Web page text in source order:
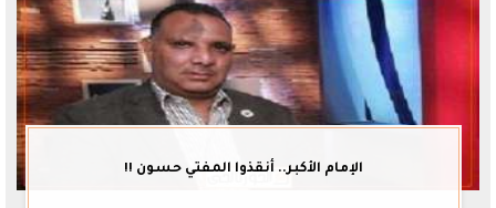
الإمام الأكبر.. أنقذوا المفتي حسون !!